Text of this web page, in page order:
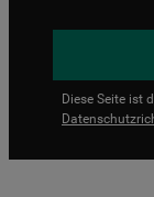
Diese Seite ist